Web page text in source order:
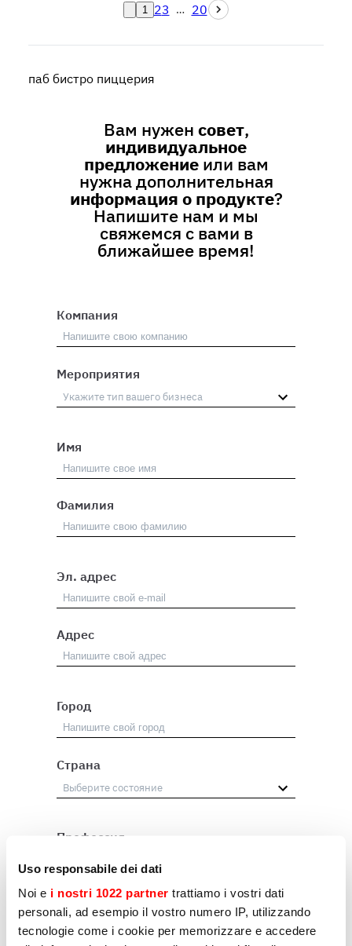
Uso responsabile dei dati
Noi e i nostri 1022 partner trattiamo i vostri dati
personali, ad esempio il vostro numero IP, utilizzando
tecnologie come i cookie per memorizzare e accedere
1 23 … 20
паб бистро пиццерия
Вам нужен совет,
индивидуальное
предложение или вам
нужна дополнительная
информация о продукте?
Напишите нам и мы
свяжемся с вами в
ближайшее время!
Компания
Мероприятия
Имя
Фамилия
Эл. адрес
Адрес
Город
Страна
Профессия
Посредник
Пользователь
Другое